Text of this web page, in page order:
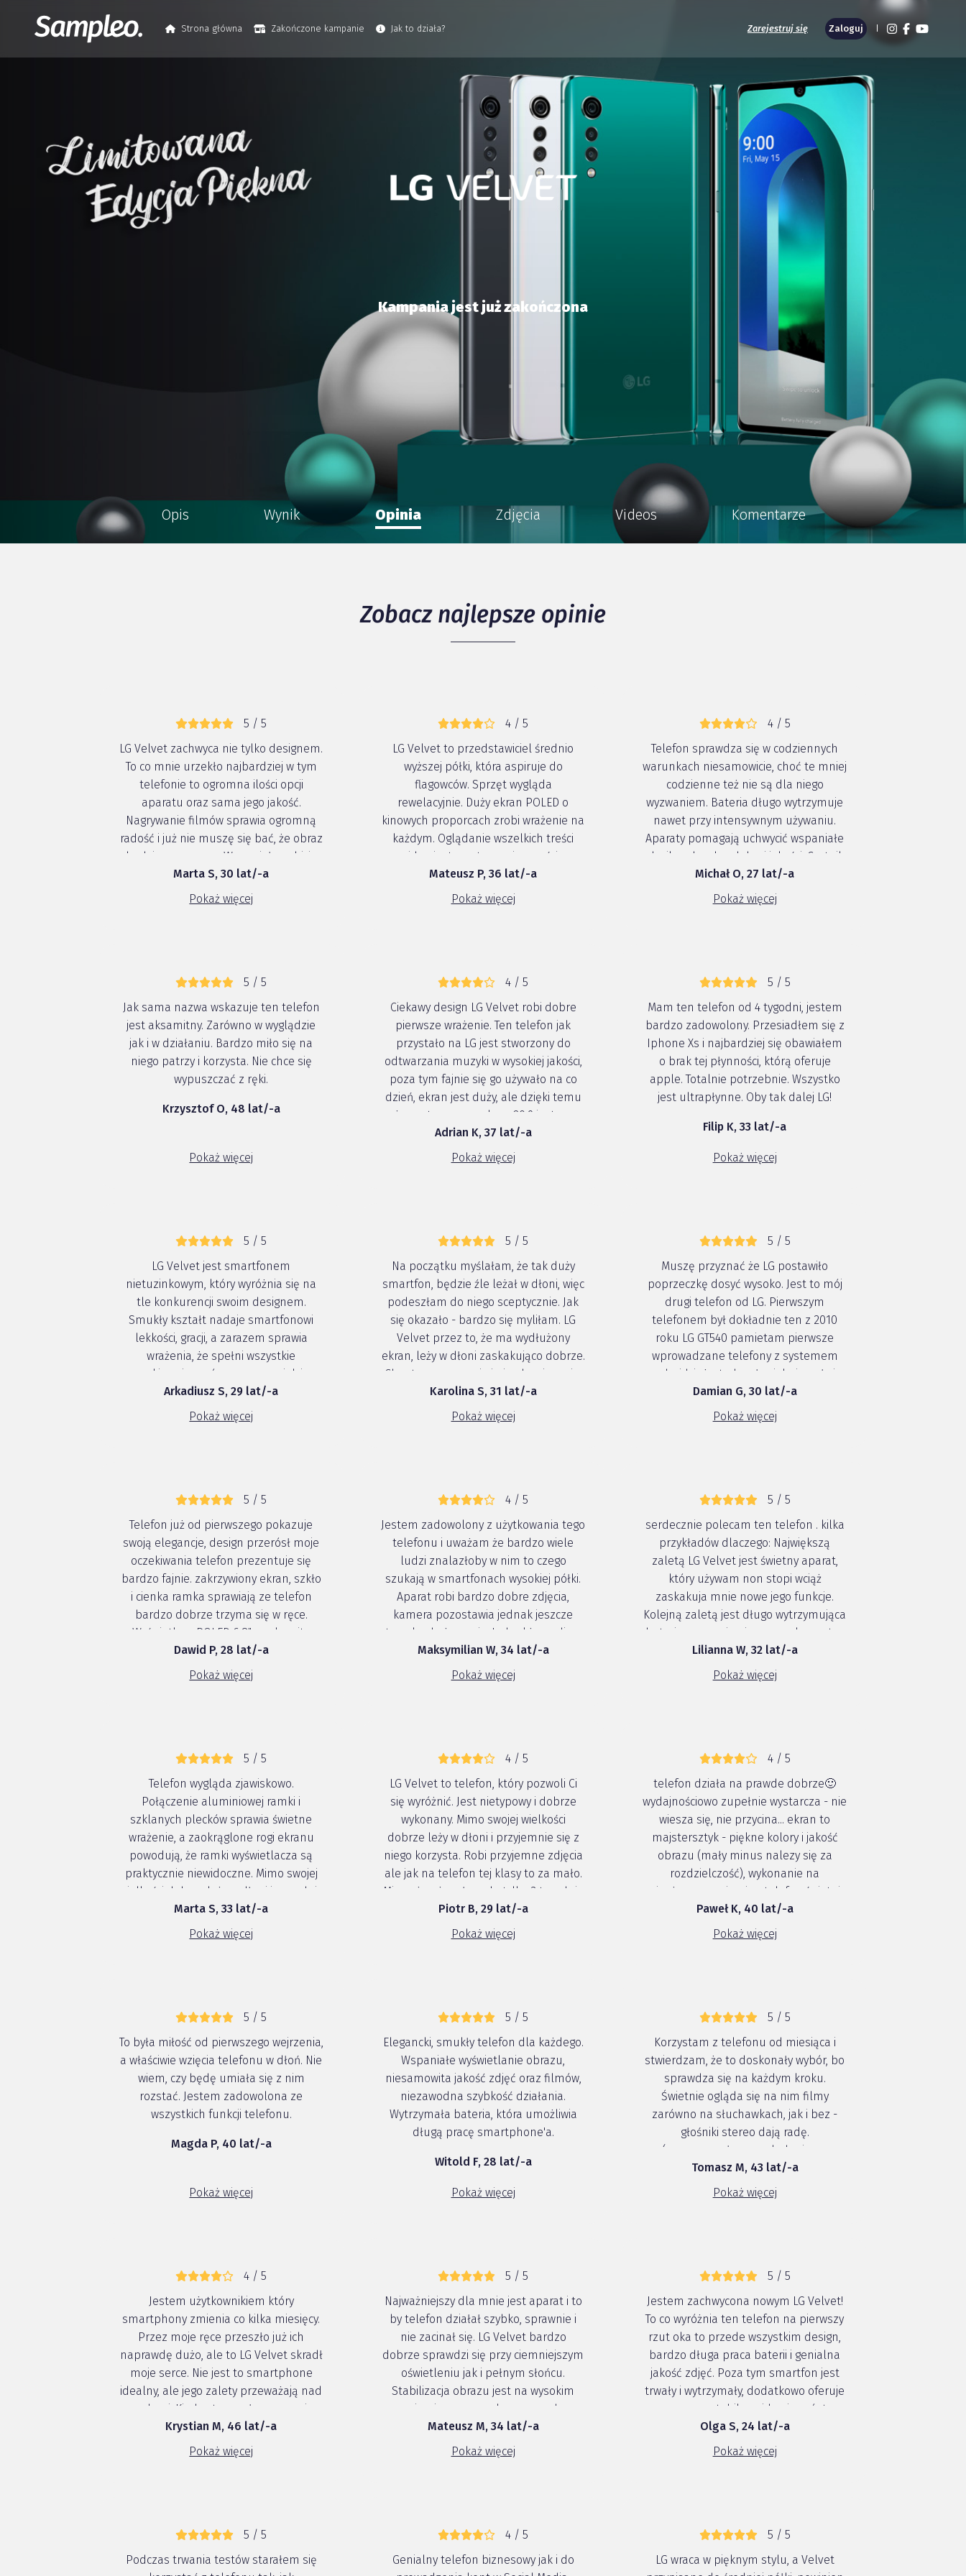
Strona główna Zakończone kampanie Jak to działa? Zarejestruj się Zaloguj
Kampania jest już zakończona
Opis Wynik Opinia Zdjęcia Videos Komentarze
Zobacz najlepsze opinie
5 / 5
LG Velvet zachwyca nie tylko designem.
To co mnie urzekło najbardziej w tym
telefonie to ogromna ilości opcji
aparatu oraz sama jego jakość.
Nagrywanie filmów sprawia ogromną
radość i już nie muszę się bać, że obraz
będzie poruszony. Wspaniałe wybicie
głosu głównego na pierwszy plan
podczas nagrań i zachwycająca opcja
aparatu szerokokątnego. Jestem tym
Marta S, 30 lat/-a
Pokaż więcej
4 / 5
LG Velvet to przedstawiciel średnio
wyższej półki, która aspiruje do
flagowców. Sprzęt wygląda
rewelacyjnie. Duży ekran POLED o
kinowych proporcach zrobi wrażenie na
każdym. Oglądanie wszelkich treści
wideo jest czystą przyjemnością.
Wisienką na trocie są bardzo dobre
głośniki stereo, która podwyższają
komfort oglądania filmów. Velvet
Mateusz P, 36 lat/-a
Pokaż więcej
4 / 5
Telefon sprawdza się w codziennych
warunkach niesamowicie, choć te mniej
codzienne też nie są dla niego
wyzwaniem. Bateria długo wytrzymuje
nawet przy intensywnym używaniu.
Aparaty pomagają uchwycić wspaniałe
chwile w bardzo dobrej jakości. Czytnik
linii papilarnych pod ekranem
sprawdza się dobrze a jego celność nie
pozostawia nic do dodania. Telefon jest
Michał O, 27 lat/-a
Pokaż więcej
5 / 5
Jak sama nazwa wskazuje ten telefon
jest aksamitny. Zarówno w wyglądzie
jak i w działaniu. Bardzo miło się na
niego patrzy i korzysta. Nie chce się
wypuszczać z ręki.
Krzysztof O, 48 lat/-a
Pokaż więcej
4 / 5
Ciekawy design LG Velvet robi dobre
pierwsze wrażenie. Ten telefon jak
przystało na LG jest stworzony do
odtwarzania muzyki w wysokiej jakości,
poza tym fajnie się go używało na co
dzień, ekran jest duży, ale dzięki temu
że zastosowano ekran 20:9 jest on
wysoki, ale nie szeroki i całkiem dobrze
leży w dłoni. Do tego dobra odporność
na warunki zewnętrzne, za...
Adrian K, 37 lat/-a
Pokaż więcej
5 / 5
Mam ten telefon od 4 tygodni, jestem
bardzo zadowolony. Przesiadłem się z
Iphone Xs i najbardziej się obawiałem
o brak tej płynności, którą oferuje
apple. Totalnie potrzebnie. Wszystko
jest ultrapłynne. Oby tak dalej LG!
Filip K, 33 lat/-a
Pokaż więcej
5 / 5
LG Velvet jest smartfonem
nietuzinkowym, który wyróżnia się na
tle konkurencji swoim designem.
Smukły kształt nadaje smartfonowi
lekkości, gracji, a zarazem sprawia
wrażenia, że spełni wszystkie
oczekiwania zarówno w pracy, jak i w
rozrywce. Aparat robi dobre zdjęcia,
posiada prawdziwy szeroki kąt 120°,
główny aparat 48MP - dzięki takim
Arkadiusz S, 29 lat/-a
Pokaż więcej
5 / 5
Na początku myślałam, że tak duży
smartfon, będzie źle leżał w dłoni, więc
podeszłam do niego sceptycznie. Jak
się okazało - bardzo się myliłam. LG
Velvet przez to, że ma wydłużony
ekran, leży w dłoni zaskakująco dobrze.
Chwytam go pewnie i nie obawiam się,
że upuszczę go z moich niezbyt dużych
dłoni ;) Co więcej ergonomia idzie w
parze z wyglądem, bo ten s...
Karolina S, 31 lat/-a
Pokaż więcej
5 / 5
Muszę przyznać że LG postawiło
poprzeczkę dosyć wysoko. Jest to mój
drugi telefon od LG. Pierwszym
telefonem był dokładnie ten z 2010
roku LG GT540 pamietam pierwsze
wprowadzane telefony z systemem
android, już wtedy człowiek cieszył sie
że ma 3 Mp aparat z autofocusem i 256
mb Ramu. Po 10 latach LG pobiło
samo siebie jeśli chodzi o jakość i
Damian G, 30 lat/-a
Pokaż więcej
5 / 5
Telefon już od pierwszego pokazuje
swoją elegancje, design przerósł moje
oczekiwania telefon prezentuje się
bardzo fajnie. zakrzywiony ekran, szkło
i cienka ramka sprawiają ze telefon
bardzo dobrze trzyma się w ręce.
Wyświetlacz POLED 6,8", znakomity,
codzienne używanie w każdych
warunkach widać wszystko bardzo
dobrze. Jednak oglądanie filmów i
Dawid P, 28 lat/-a
Pokaż więcej
4 / 5
Jestem zadowolony z użytkowania tego
telefonu i uważam że bardzo wiele
ludzi znalazłoby w nim to czego
szukają w smartfonach wysokiej półki.
Aparat robi bardzo dobre zdjęcia,
kamera pozostawia jednak jeszcze
troszkę do życzenia, Jednakże audio z
kamery ma bardzo dużo opcji
wewnętrznych które są tu bardzo
wielką zaletą.
Maksymilian W, 34 lat/-a
Pokaż więcej
5 / 5
serdecznie polecam ten telefon . kilka
przykładów dlaczego: Największą
zaletą LG Velvet jest świetny aparat,
który używam non stopi wciąż
zaskakuja mnie nowe jego funkcje.
Kolejną zaletą jest długo wytrzymująca
bateria , wreszcie nie musze korzystac
z banku energii tylko mogę cieszyć się
dluga praca telefonu. Mega zaleta jest
opcja nagrywania filmów , sa on...
Lilianna W, 32 lat/-a
Pokaż więcej
5 / 5
Telefon wygląda zjawiskowo.
Połączenie aluminiowej ramki i
szklanych plecków sprawia świetne
wrażenie, a zaokrąglone rogi ekranu
powodują, że ramki wyświetlacza są
praktycznie niewidoczne. Mimo swojej
wielkości dobrze leży w dłoni i wygodnie
się go używa. Nowy android jest bardzo
prosty i intuicyjny w obsłudze, a całą
szatę graficzną można bez
Marta S, 33 lat/-a
Pokaż więcej
4 / 5
LG Velvet to telefon, który pozwoli Ci
się wyróżnić. Jest nietypowy i dobrze
wykonany. Mimo swojej wielkości
dobrze leży w dłoni i przyjemnie się z
niego korzysta. Robi przyjemne zdjęcia
ale jak na telefon tej klasy to za mało.
Mimo, że używałem do tylko 3 tygodnie
uważam go za godnego uwagi przy
wyborze nowego smartfona.
Piotr B, 29 lat/-a
Pokaż więcej
4 / 5
telefon działa na prawde dobrze🙂
wydajnościowo zupełnie wystarcza - nie
wiesza się, nie przycina... ekran to
majstersztyk - piękne kolory i jakość
obrazu (mały minus nalezy się za
rozdzielczość), wykonanie na
najwyższym poziomie - telefon świetnie
leży w dłoni i sprawia wrażenie sprzętu
premium👍 dźwięk w słuchawkach i po
bluetooth bez zarzutów🙂 brak tu e...
Paweł K, 40 lat/-a
Pokaż więcej
5 / 5
To była miłość od pierwszego wejrzenia,
a właściwie wzięcia telefonu w dłoń. Nie
wiem, czy będę umiała się z nim
rozstać. Jestem zadowolona ze
wszystkich funkcji telefonu.
Magda P, 40 lat/-a
Pokaż więcej
5 / 5
Elegancki, smukły telefon dla każdego.
Wspaniałe wyświetlanie obrazu,
niesamowita jakość zdjęć oraz filmów,
niezawodna szybkość działania.
Wytrzymała bateria, która umożliwia
długą pracę smartphone'a.
Witold F, 28 lat/-a
Pokaż więcej
5 / 5
Korzystam z telefonu od miesiąca i
stwierdzam, że to doskonały wybór, bo
sprawdza się na każdym kroku.
Świetnie ogląda się na nim filmy
zarówno na słuchawkach, jak i bez -
głośniki stereo dają radę.
(zrezygnowałem z oglądania na
laptopie). Robi bardzo dobre zdjęcia, a
kolory są żywe i realistyczne. czego
więcej chcieć od telefonu? wystarczy
Tomasz M, 43 lat/-a
Pokaż więcej
4 / 5
Jestem użytkownikiem który
smartphony zmienia co kilka miesięcy.
Przez moje ręce przeszło już ich
naprawdę dużo, ale to LG Velvet skradł
moje serce. Nie jest to smartphone
idealny, ale jego zalety przeważają nad
wadami. Kiedy otrzymałem go moje
pierwsze wrażenie po otwarciu pudełka
to ogromne WOW. Velvet jest inny niż
wszystkie smartphony jakie do tej pory
Krystian M, 46 lat/-a
Pokaż więcej
5 / 5
Najważniejszy dla mnie jest aparat i to
by telefon działał szybko, sprawnie i
nie zacinał się. LG Velvet bardzo
dobrze sprawdzi się przy ciemniejszym
oświetleniu jak i pełnym słońcu.
Stabilizacja obrazu jest na wysokim
poziomie, co pozwala na wygodne
filmowanie. Mimo białego koloru,
telefon nie brudzi się i nie pozostają
ślady po palcach. Mimo, że jest więk...
Mateusz M, 34 lat/-a
Pokaż więcej
5 / 5
Jestem zachwycona nowym LG Velvet!
To co wyróżnia ten telefon na pierwszy
rzut oka to przede wszystkim design,
bardzo długa praca baterii i genialna
jakość zdjęć. Poza tym smartfon jest
trwały i wytrzymały, dodatkowo oferuje
nam super stabilne video i mnóstwo
efektów dźwiękowych. Co mi się
najbardziej podoba w #LGVELVET ?
Design! Zdecydowanie un...
Olga S, 24 lat/-a
Pokaż więcej
5 / 5
Podczas trwania testów starałem się
4 / 5
Genialny telefon biznesowy jak i do
5 / 5
LG wraca w pięknym stylu, a Velvet